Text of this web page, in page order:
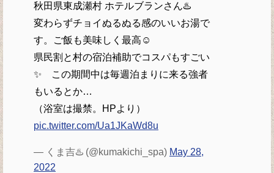
秋田県東成瀬村 ホテルブランさん♨️
変わらずチョイぬるぬる感のいいお湯で
す。ご飯も美味しく最高☺
県民割と村の宿泊補助でコスパもすごい
✨ この期間中は毎週泊まりに来る強者
もいるとか…
（浴室は撮禁。HPより）
pic.twitter.com/Ua1JKaWd8u
— くま吉♨️ (@kumakichi_spa) May 28,
2022